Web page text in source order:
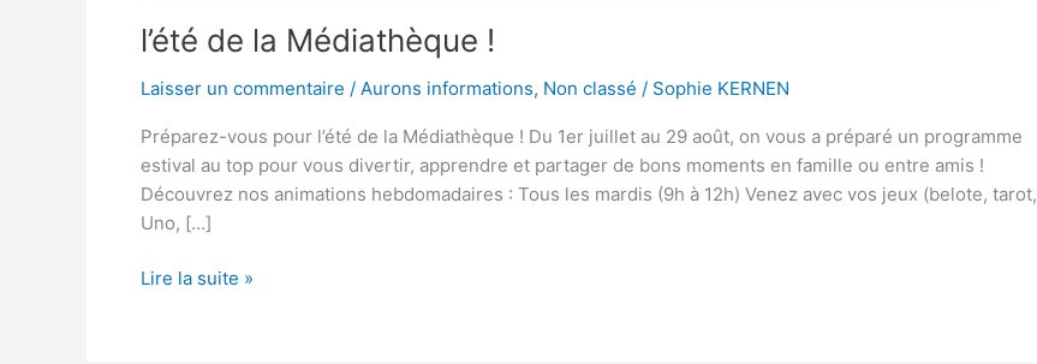
l’été de la Médiathèque !
Laisser un commentaire / Aurons informations, Non classé / Sophie KERNEN
Préparez-vous pour l’été de la Médiathèque ! Du 1er juillet au 29 août, on vous a préparé un programme
estival au top pour vous divertir, apprendre et partager de bons moments en famille ou entre amis !
Découvrez nos animations hebdomadaires : Tous les mardis (9h à 12h) Venez avec vos jeux (belote, tarot,
Uno, […]
Lire la suite »